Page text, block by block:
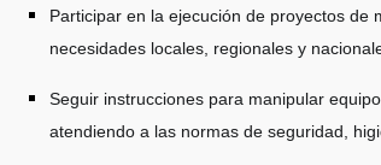
Participar en la ejecución de proyectos de
necesidades locales, regionales y
Seguir instrucciones para manipular
atendiendo a las normas de seguridad,